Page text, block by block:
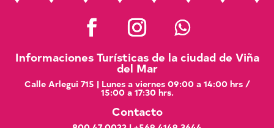
Informaciones Turísticas de la ciudad de Viña
del Mar
Calle Arlegui 715 | Lunes a viernes 09:00 a 14:00 hrs /
15:00 a 17:30 hrs.
Contacto